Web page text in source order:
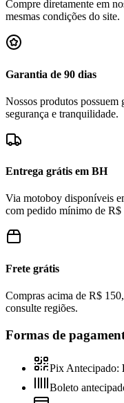
Compre diretamente em
mesmas condições do site.
Garantia de 90 dias
Nossos produtos possuem
segurança e tranquilidade.
Entrega grátis em BH
Via motoboy disponíveis
com pedido mínimo de R$
Frete grátis
Compras acima de R$
consulte regiões.
Formas de
Pix Antecipado:
Boleto